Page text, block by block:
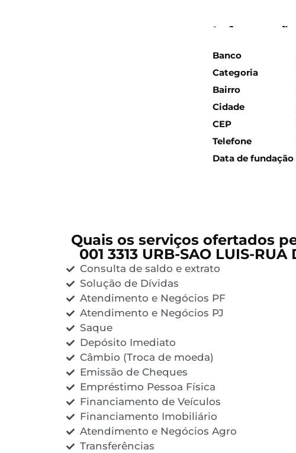
Banco
Categoria
Bairro
Cidade
CEP
Telefone
Data de fundação
Quais os serviços ofertados
001 3313 URB-SAO LUIS-RUA
Consulta de saldo e extrato
Solução de Dívidas
Atendimento e Negócios PF
Atendimento e Negócios PJ
Saque
Depósito Imediato
Câmbio (Troca de moeda)
Emissão de Cheques
Empréstimo Pessoa Física
Financiamento de Veículos
Financiamento Imobiliário
Atendimento e Negócios Agro
Transferências